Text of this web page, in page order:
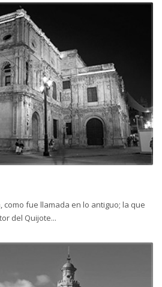
como fue llamada en lo antiguo; la que
del Quijote...